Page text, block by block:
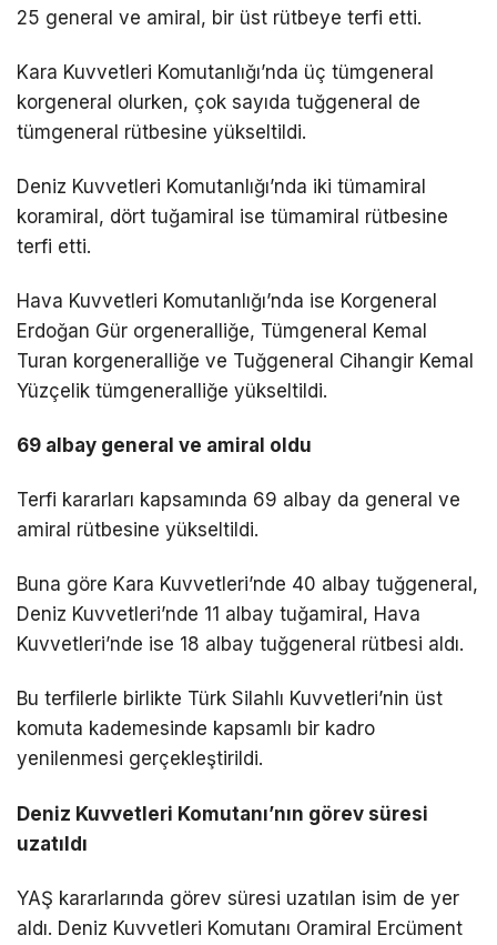
25 general ve amiral, bir üst rütbeye terfi etti.
Kara Kuvvetleri Komutanlığı’nda üç tümgeneral
korgeneral olurken, çok sayıda tuğgeneral de
tümgeneral rütbesine yükseltildi.
Deniz Kuvvetleri Komutanlığı’nda iki tümamiral
koramiral, dört tuğamiral ise tümamiral rütbesine
terfi etti.
Hava Kuvvetleri Komutanlığı’nda ise Korgeneral
Erdoğan Gür orgeneralliğe, Tümgeneral Kemal
Turan korgeneralliğe ve Tuğgeneral Cihangir Kemal
Yüzçelik tümgeneralliğe yükseltildi.
69 albay general ve amiral oldu
Terfi kararları kapsamında 69 albay da general ve
amiral rütbesine yükseltildi.
Buna göre Kara Kuvvetleri’nde 40 albay tuğgeneral,
Deniz Kuvvetleri’nde 11 albay tuğamiral, Hava
Kuvvetleri’nde ise 18 albay tuğgeneral rütbesi aldı.
Bu terfilerle birlikte Türk Silahlı Kuvvetleri’nin üst
komuta kademesinde kapsamlı bir kadro
yenilenmesi gerçekleştirildi.
Deniz Kuvvetleri Komutanı’nın görev süresi
uzatıldı
YAŞ kararlarında görev süresi uzatılan isim de yer
aldı. Deniz Kuvvetleri Komutanı Oramiral Ercüment